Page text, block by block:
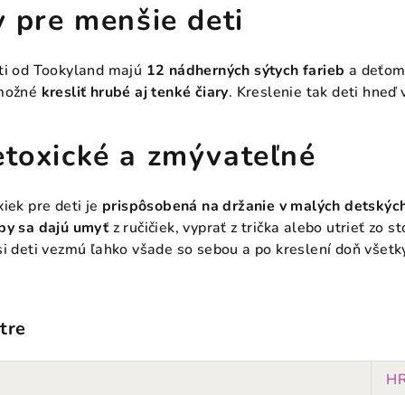
pre menšie deti
od Tookyland majú 12 nádherných sýtych farieb a
kresliť hrubé aj tenké čiary. Kreslenie tak deti hneď
a zmývateľné
pre deti je prispôsobená na držanie v malých
sa dajú umyťz ručičiek, vyprať z trička alebo utrieť zo
deti vezmú ľahko všade so sebou a po kreslení doň